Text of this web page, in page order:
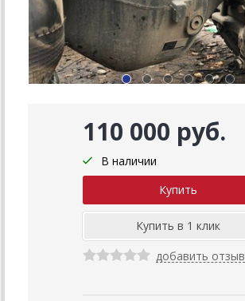
110 000 руб.
В наличии
добавить отзыв